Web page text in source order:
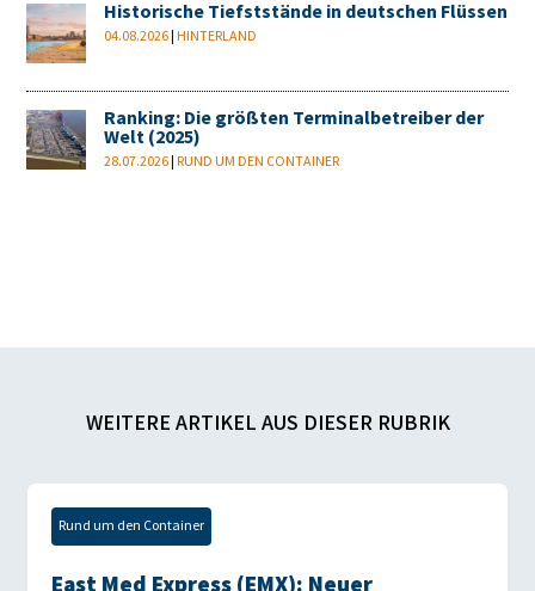
Historische Tiefststände in deutschen Flüssen
04.08.2026 |HINTERLAND
Ranking: Die größten Terminalbetreiber der
Welt (2025)
28.07.2026 |RUND UM DEN CONTAINER
WEITERE ARTIKEL AUS DIESER RUBRIK
Rund um den Container